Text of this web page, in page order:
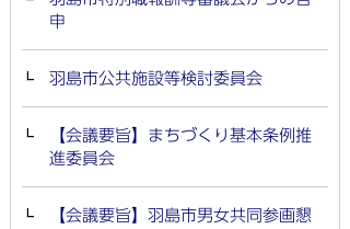
申
羽島市公共施設等検討委員会
【会議要旨】まちづくり基本条例推
進委員会
【会議要旨】羽島市男女共同参画懇